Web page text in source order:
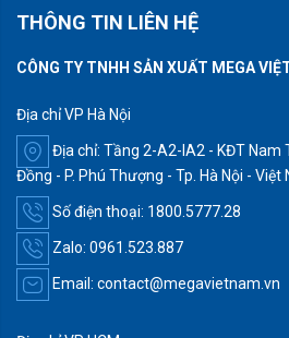
THÔNG TIN LIÊN HỆ
CÔNG TY TNHH SẢN XUẤT MEGA
Địa chỉ VP Hà Nội
Địa chỉ: Tầng 2-A2-IA2 - KĐT Nam
Đồng - P. Phú Thượng - Tp. Hà Nội - Việt
Số điện thoại: 1800.5777.28
Zalo: 0961.523.887
Email: contact@megavietnam.vn